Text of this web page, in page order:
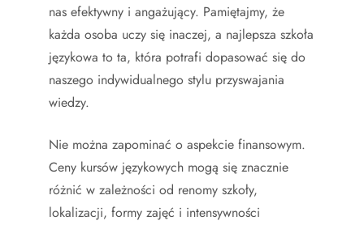
nas efektywny i angażujący. Pamiętajmy, że
każda osoba uczy się inaczej, a najlepsza szkoła
językowa to ta, która potrafi dopasować się do
naszego indywidualnego stylu przyswajania
wiedzy.
Nie można zapominać o aspekcie finansowym.
Ceny kursów językowych mogą się znacznie
różnić w zależności od renomy szkoły,
lokalizacji, formy zajęć i intensywności